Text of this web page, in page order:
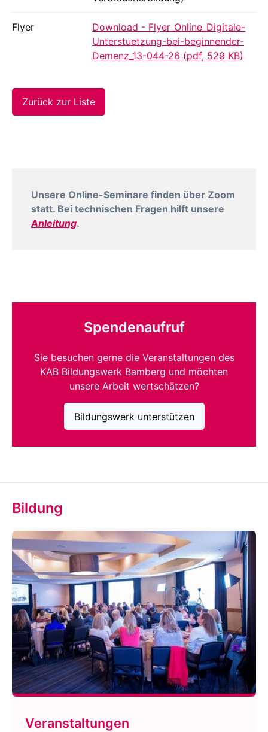
Flyer
Download - Flyer_Online_Digitale-
Unterstuetzung-bei-beginnender-
Demenz_13-044-26 (pdf, 529 KB)
Zurück zur Liste
Unsere Online-Seminare finden über Zoom
statt. Bei technischen Fragen hilft unsere
Anleitung.
Spendenaufruf
Sie besuchen gerne die Veranstaltungen des
KAB Bildungswerk Bamberg und möchten
unsere Arbeit wertschätzen?
Bildungswerk unterstützen
Bildung
Veranstaltungen